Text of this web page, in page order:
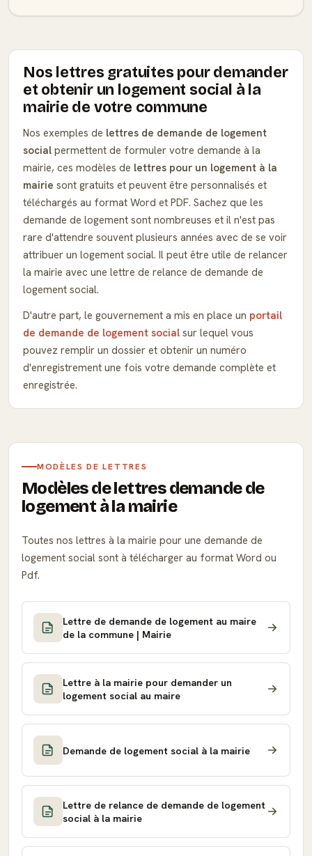
Nos lettres gratuites pour demander
et obtenir un logement social à la
mairie de votre commune
Nos exemples de lettres de demande de logement
social permettent de formuler votre demande à la
mairie, ces modèles de lettres pour un logement à la
mairie sont gratuits et peuvent être personnalisés et
téléchargés au format Word et PDF. Sachez que les
demande de logement sont nombreuses et il n'est pas
rare d'attendre souvent plusieurs années avec de se voir
attribuer un logement social. Il peut être utile de relancer
la mairie avec une lettre de relance de demande de
logement social.
D'autre part, le gouvernement a mis en place un portail
de demande de logement social sur lequel vous
pouvez remplir un dossier et obtenir un numéro
d'enregistrement une fois votre demande complète et
enregistrée.
MODÈLES DE LETTRES
Modèles de lettres demande de
logement à la mairie
Toutes nos lettres à la mairie pour une demande de
logement social sont à télécharger au format Word ou
Pdf.
Lettre de demande de logement au maire
de la commune | Mairie
Lettre à la mairie pour demander un
logement social au maire
Demande de logement social à la mairie
Lettre de relance de demande de logement
social à la mairie